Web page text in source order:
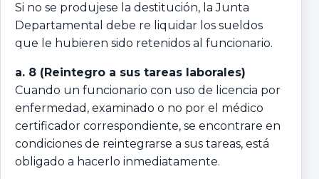
Si no se produjese la destitución, la Junta
Departamental debe re liquidar los sueldos
que le hubieren sido retenidos al funcionario.
a. 8 (Reintegro a sus tareas laborales)
Cuando un funcionario con uso de licencia por
enfermedad, examinado o no por el médico
certificador correspondiente, se encontrare en
condiciones de reintegrarse a sus tareas, está
obligado a hacerlo inmediatamente.